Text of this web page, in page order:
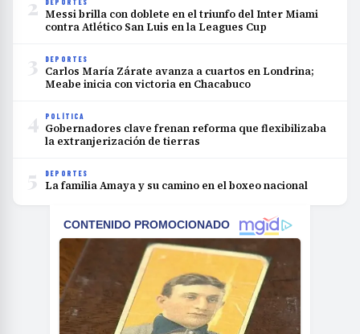
2 Messi brilla con doblete en el triunfo del Inter Miami
contra Atlético San Luis en la Leagues Cup
3 DEPORTES
Carlos María Zárate avanza a cuartos en Londrina;
Meabe inicia con victoria en Chacabuco
4 POLÍTICA
Gobernadores clave frenan reforma que flexibilizaba
la extranjerización de tierras
5 DEPORTES
La familia Amaya y su camino en el boxeo nacional